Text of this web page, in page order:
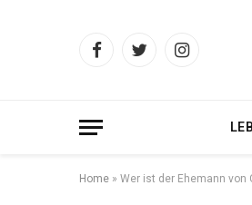
FacebookTwitterInstagram
Home » Wer ist der Ehemann von